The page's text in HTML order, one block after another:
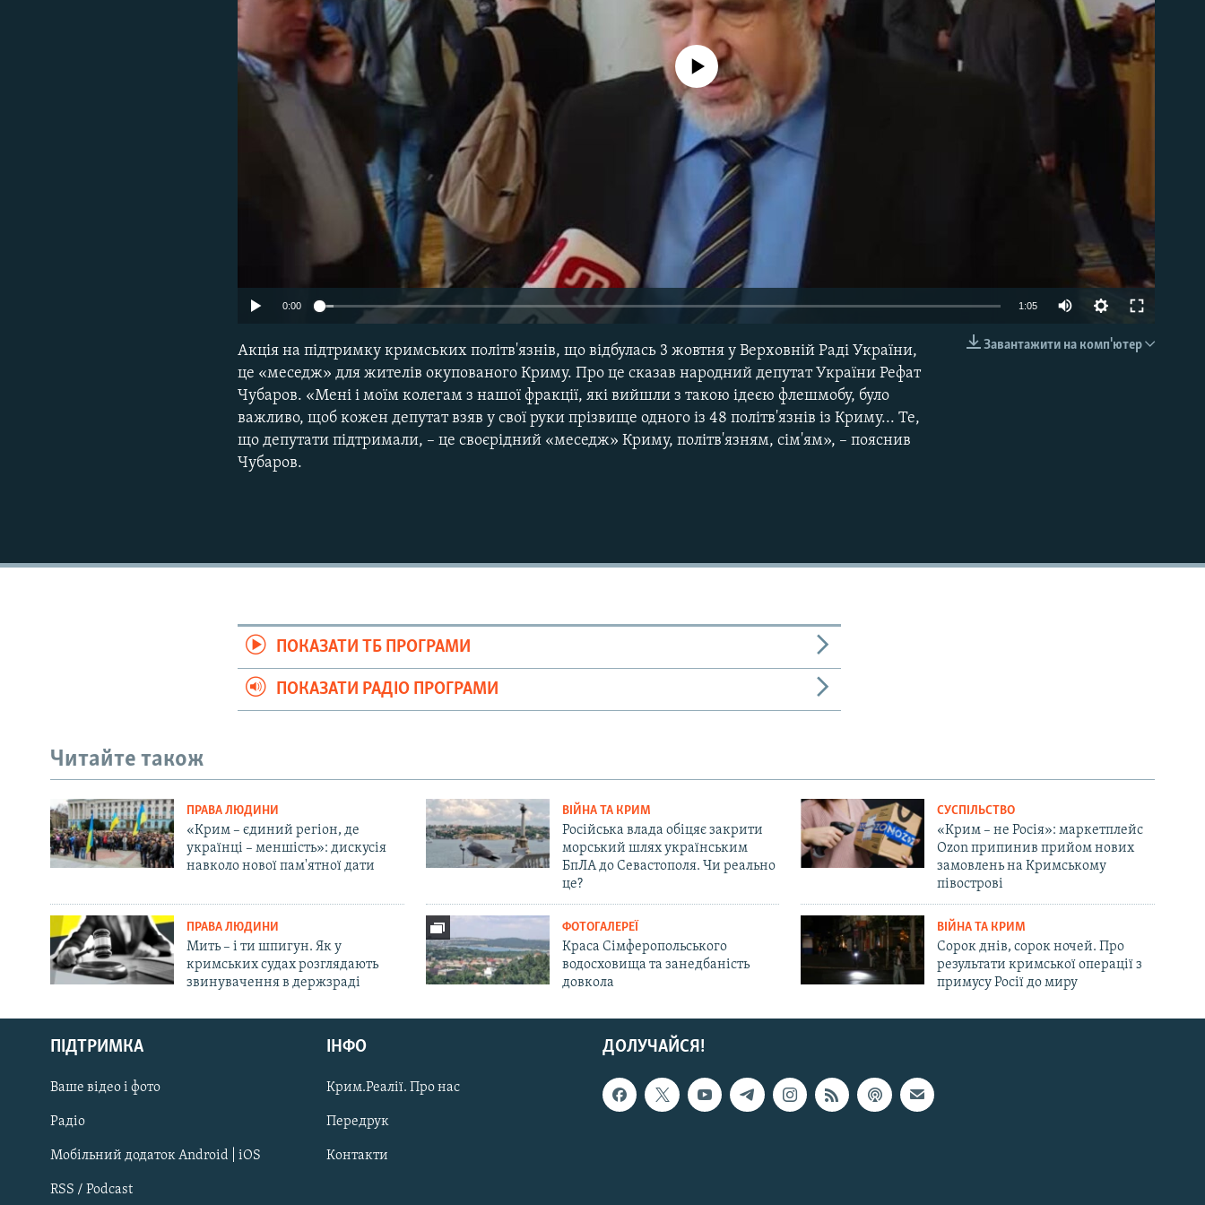
Русский
Qırımtatar
ДОЛУЧАЙСЯ!
No media source currently available
0:00 1:05
Завантажити на комп'ютер
Акція на підтримку кримських політв'язнів, що відбулась 3 жовтня у Верховній Раді України,
це «меседж» для жителів окупованого Криму. Про це сказав народний депутат України Рефат
Чубаров. «Мені і моїм колегам з нашої фракції, які вийшли з такою ідеєю флешмобу, було
важливо, щоб кожен депутат взяв у свої руки прізвище одного із 48 політв'язнів із Криму... Те,
що депутати підтримали, – це своєрідний «меседж» Криму, політв'язням, сім'ям», – пояснив
Чубаров.
ПОКАЗАТИ ТБ ПРОГРАМИ
ПОКАЗАТИ РАДІО ПРОГРАМИ
Читайте також
ПРАВА ЛЮДИНИ
«Крим – єдиний регіон, де
українці – меншість»: дискусія
навколо нової пам'ятної дати
ВІЙНА ТА КРИМ
Російська влада обіцяє закрити
морський шлях українським
БпЛА до Севастополя. Чи реально
це?
СУСПІЛЬСТВО
«Крим – не Росія»: маркетплейс
Ozon припинив прийом нових
замовлень на Кримському
півострові
ПРАВА ЛЮДИНИ
Мить – і ти шпигун. Як у
кримських судах розглядають
звинувачення в держзраді
ФОТОГАЛЕРЕЇ
Краса Сімферопольського
водосховища та занедбаність
довкола
ВІЙНА ТА КРИМ
Сорок днів, сорок ночей. Про
результати кримської операції з
примусу Росії до миру
ДОЛУЧАЙСЯ!
ПІДТРИМКА
Ваше відео і фото
Радіо
Мобільний додаток Android | iOS
RSS / Podcast
ІНФО
Крим.Реалії. Про нас
Передрук
Контакти